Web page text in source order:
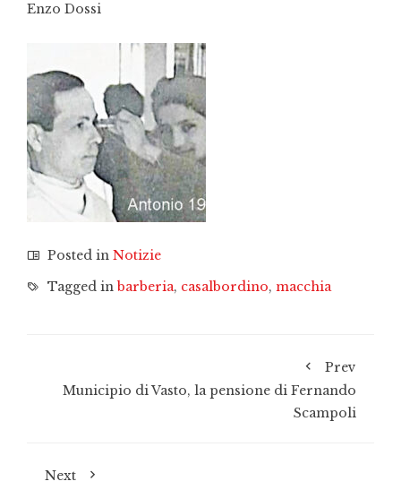
Enzo Dossi
Posted in Notizie
Tagged inbarberia, casalbordino, macchia
Prev
Municipio di Vasto, la pensione di Fernando
Scampoli
Next